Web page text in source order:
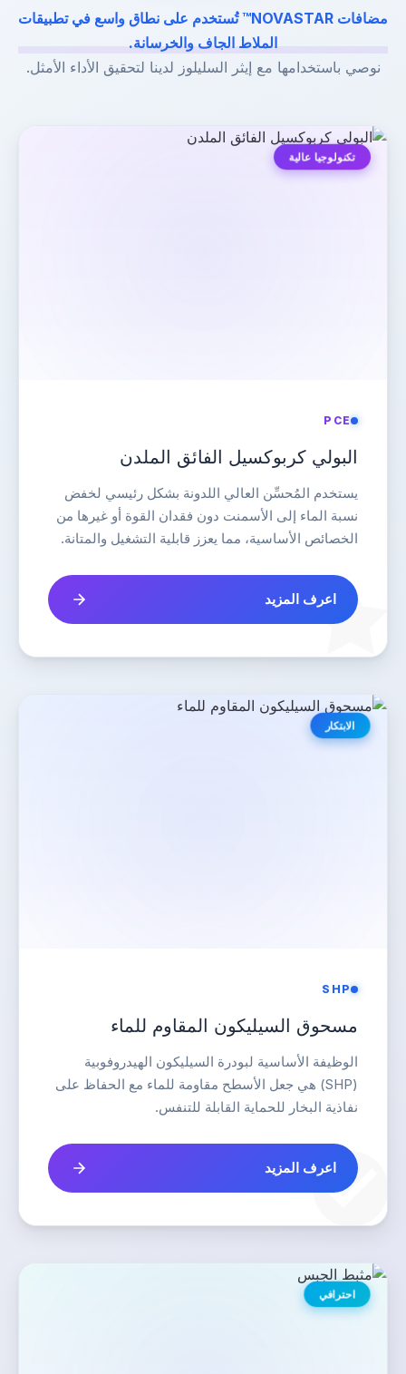
مضافات NOVASTAR™ تُستخدم على نطاق واسع في تطبيقات
الملاط الجاف والخرسانة.
نوصي باستخدامها مع إيثر السليلوز لدينا لتحقيق الأداء الأمثل.
تكنولوجيا عالية
PCE
البولي كربوكسيل الفائق الملدن
يستخدم المُحسِّن العالي اللدونة بشكل رئيسي لخفض
نسبة الماء إلى الأسمنت دون فقدان القوة أو غيرها من
الخصائص الأساسية، مما يعزز قابلية التشغيل والمتانة.
اعرف المزيد
الابتكار
SHP
مسحوق السيليكون المقاوم للماء
الوظيفة الأساسية لبودرة السيليكون الهيدروفوبية
(SHP) هي جعل الأسطح مقاومة للماء مع الحفاظ على
نفاذية البخار للحماية القابلة للتنفس.
اعرف المزيد
احترافي